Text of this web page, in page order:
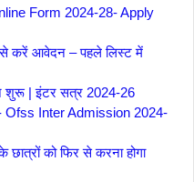
Form 2024-28- Apply
करें आवेदन – पहले लिस्ट में
शुरू | इंटर सत्र 2024-26
Ofss Inter Admission 2024-
छात्रों को फिर से करना होगा